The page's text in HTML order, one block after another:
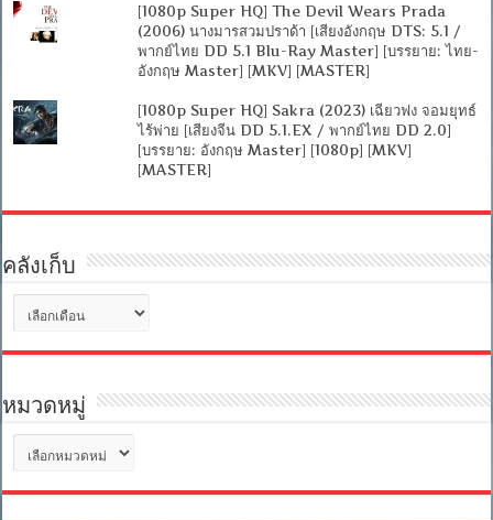
[1080p Super HQ] The Devil Wears Prada
(2006) นางมารสวมปราด้า [เสียงอังกฤษ DTS: 5.1 /
พากย์ไทย DD 5.1 Blu-Ray Master] [บรรยาย: ไทย-
อังกฤษ Master] [MKV] [MASTER]
[1080p Super HQ] Sakra (2023) เฉียวฟง จอมยุทธ์
ไร้พ่าย [เสียงจีน DD 5.1.EX / พากย์ไทย DD 2.0]
[บรรยาย: อังกฤษ Master] [1080p] [MKV]
[MASTER]
คลังเก็บ
เก็บ
หมวดหมู่
หมู่